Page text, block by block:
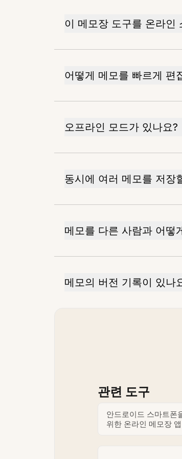
이 메모장 도구를 온라인
어떻게 메모를 빠르게 편
오프라인 모드가 있나요?
동시에 여러 메모를 저장
메모를 다른 사람과 어떻
메모의 버전 기록이 있나
관련 도구
안드로이드 스마트폰
위한 온라인 메모장 앱